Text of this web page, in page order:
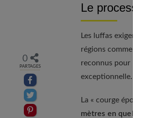
0
PARTAGES
Partager sur facebook
Partager sur Twitter
Epingler sur Pinterest
Le processus
Les luffas exigent des
régions comme le
reconnus pour leur
exceptionnelle.
La « courge éponge »,
mètres en quelques